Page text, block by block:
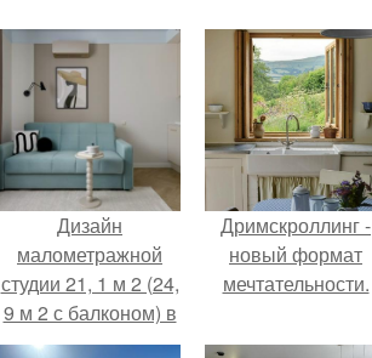
Дизайн
малометражной
студии 21, 1 м 2 (24,
9 м 2 с балконом) в
Краснодаре.
Дримскроллинг -
новый формат
мечтательности.